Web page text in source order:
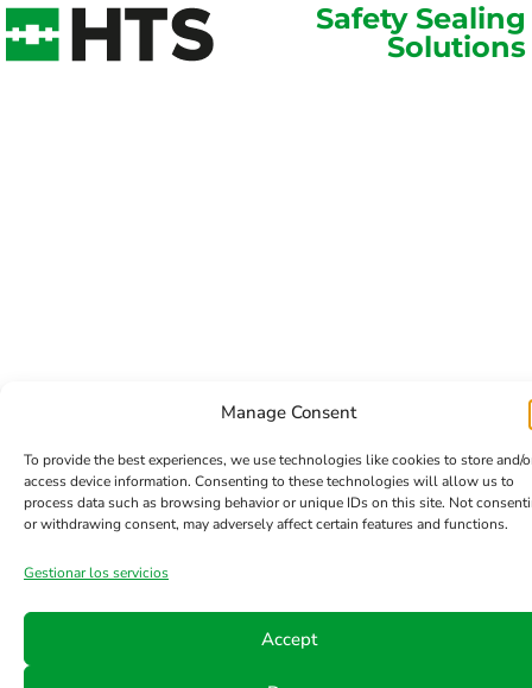
Manage Consent
To provide the best experiences, we use technologies like cookies to store and/
access device information. Consenting to these technologies will allow us to
process data such as browsing behavior or unique IDs on this site. Not
or withdrawing consent, may adversely affect certain features and functions.
Gestionar los servicios
Accept
Safety Sealing
Solutions